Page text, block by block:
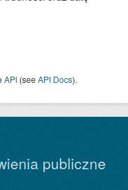
API (seeAPI Docs).
publiczne